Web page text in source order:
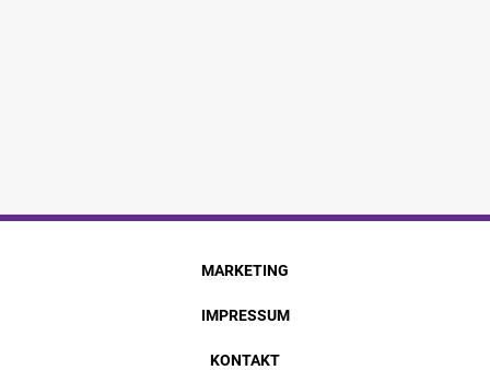
MARKETING
IMPRESSUM
KONTAKT